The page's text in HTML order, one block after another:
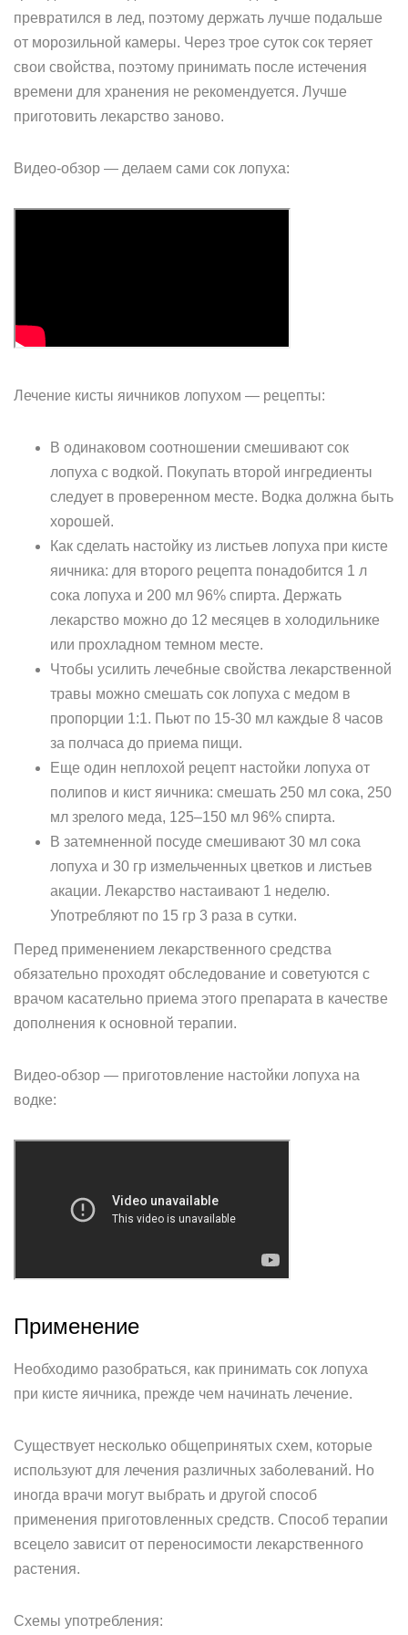
превратился в лед, поэтому держать лучше подальше
от морозильной камеры. Через трое суток сок теряет
свои свойства, поэтому принимать после истечения
времени для хранения не рекомендуется. Лучше
приготовить лекарство заново.
Видео-обзор — делаем сами сок лопуха:
Лечение кисты яичников лопухом — рецепты:
В одинаковом соотношении смешивают сок
лопуха с водкой. Покупать второй ингредиенты
следует в проверенном месте. Водка должна быть
хорошей.
Как сделать настойку из листьев лопуха при кисте
яичника: для второго рецепта понадобится 1 л
сока лопуха и 200 мл 96% спирта. Держать
лекарство можно до 12 месяцев в холодильнике
или прохладном темном месте.
Чтобы усилить лечебные свойства лекарственной
травы можно смешать сок лопуха с медом в
пропорции 1:1. Пьют по 15-30 мл каждые 8 часов
за полчаса до приема пищи.
Еще один неплохой рецепт настойки лопуха от
полипов и кист яичника: смешать 250 мл сока, 250
мл зрелого меда, 125–150 мл 96% спирта.
В затемненной посуде смешивают 30 мл сока
лопуха и 30 гр измельченных цветков и листьев
акации. Лекарство настаивают 1 неделю.
Употребляют по 15 гр 3 раза в сутки.
Перед применением лекарственного средства
обязательно проходят обследование и советуются с
врачом касательно приема этого препарата в качестве
дополнения к основной терапии.
Видео-обзор — приготовление настойки лопуха на
водке:
Применение
Необходимо разобраться, как принимать сок лопуха
при кисте яичника, прежде чем начинать лечение.
Существует несколько общепринятых схем, которые
используют для лечения различных заболеваний. Но
иногда врачи могут выбрать и другой способ
применения приготовленных средств. Способ терапии
всецело зависит от переносимости лекарственного
растения.
Схемы употребления: